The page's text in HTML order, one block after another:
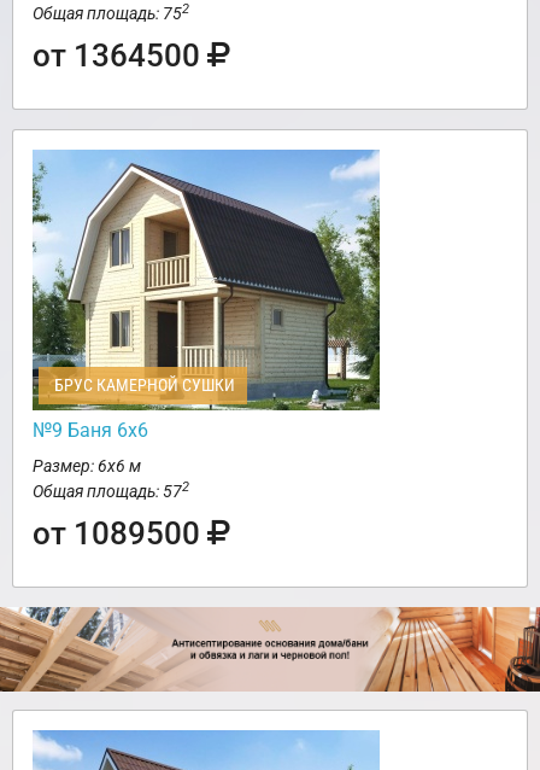
Общая площадь: 752
от 1364500
БРУС КАМЕРНОЙ СУШКИ
№9 Баня 6х6
Размер: 6х6 м
Общая площадь: 572
от 1089500